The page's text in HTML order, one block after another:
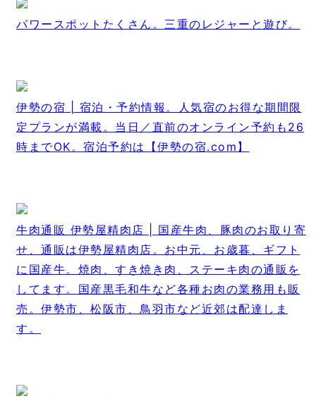
パワースポットたくさん。三重のレジャーと遊び。
伊勢の宿 | 宿泊・予約情報。人気宿のお得な期間限
定プランが満載。当日／直前のオンライン予約も26
時までOK。宿泊予約は【伊勢の宿.com】
牛肉通販 伊勢屋精肉店 | 国産牛肉、豚肉のお取り寄
せ、通販は伊勢屋精肉店。お中元、お歳暮、ギフト
に国産牛。焼肉、すき焼き肉、ステーキ肉の通販を
してます。国産黒毛和牛など各種お肉の業務用も販
売。伊勢市、松阪市、鳥羽市など近郊は配達しま
す。